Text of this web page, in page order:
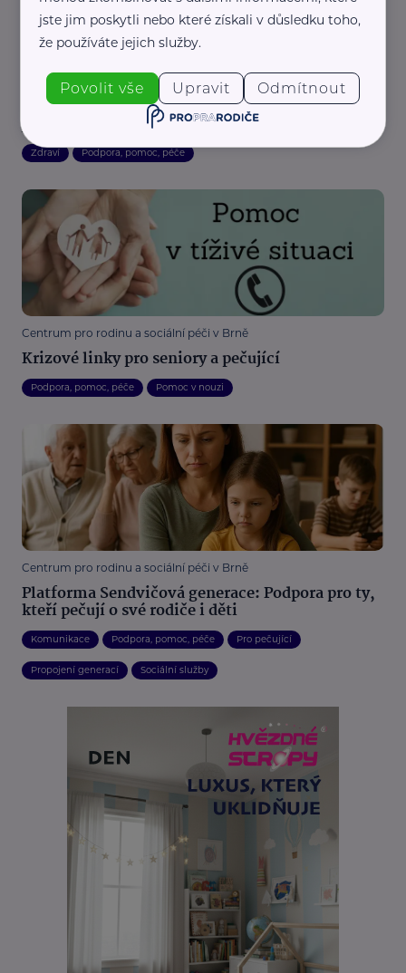
Centrum pro rodinu a sociální péči v Brně
Afázie: když náš blízký nedokáže komunikovat
jako dřív
Zdraví Podpora, pomoc, péče
Centrum pro rodinu a sociální péči v Brně
Krizové linky pro seniory a pečující
Podpora, pomoc, péče Pomoc v nouzi
Centrum pro rodinu a sociální péči v Brně
Platforma Sendvičová generace: Podpora pro ty,
kteří pečují o své rodiče i děti
Komunikace Podpora, pomoc, péče Pro pečující
Propojení generací Sociální služby
jste jim poskytli nebo které získali v důsledku toho,
že používáte jejich služby.
Povolit vše Upravit Odmítnout